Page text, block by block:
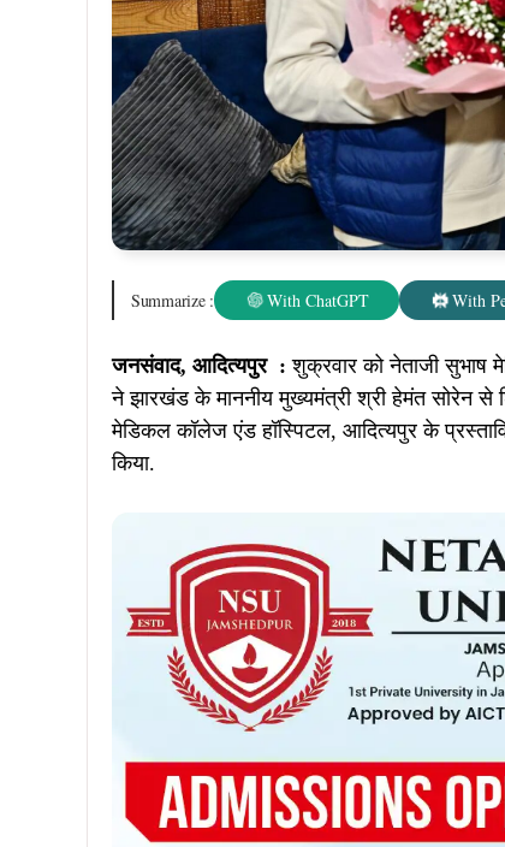
Summarize : With ChatGPT With
जनसंवाद, आदित्यपुर : शुक्रवार को नेताजी सुभाष
ने झारखंड के माननीय मुख्यमंत्री श्री हेमंत सोरेन से
मेडिकल कॉलेज एंड हॉस्पिटल, आदित्यपुर के
किया.